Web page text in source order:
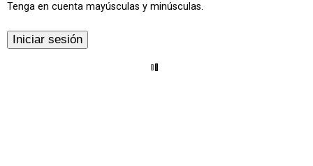
Tenga en cuenta mayúsculas y minúsculas.